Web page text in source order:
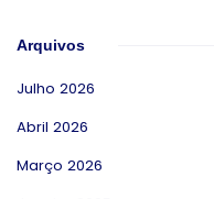
Arquivos
Julho 2026
Abril 2026
Março 2026